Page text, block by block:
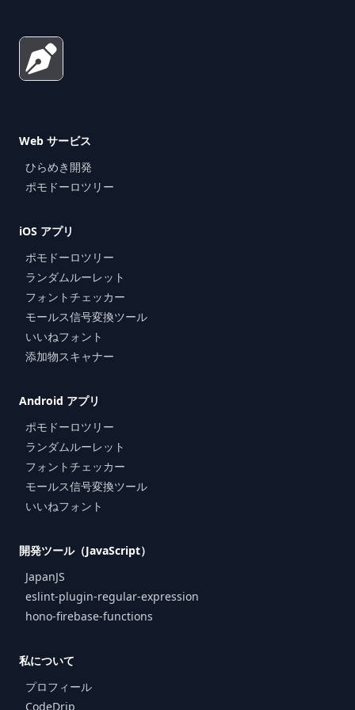
Web サービス
ひらめき開発
ポモドーロツリー
iOS アプリ
ポモドーロツリー
ランダムルーレット
フォントチェッカー
モールス信号変換ツール
いいねフォント
添加物スキャナー
Android アプリ
ポモドーロツリー
ランダムルーレット
フォントチェッカー
モールス信号変換ツール
いいねフォント
開発ツール（JavaScript）
JapanJS
eslint-plugin-regular-expression
hono-firebase-functions
私について
プロフィール
CodeDrip